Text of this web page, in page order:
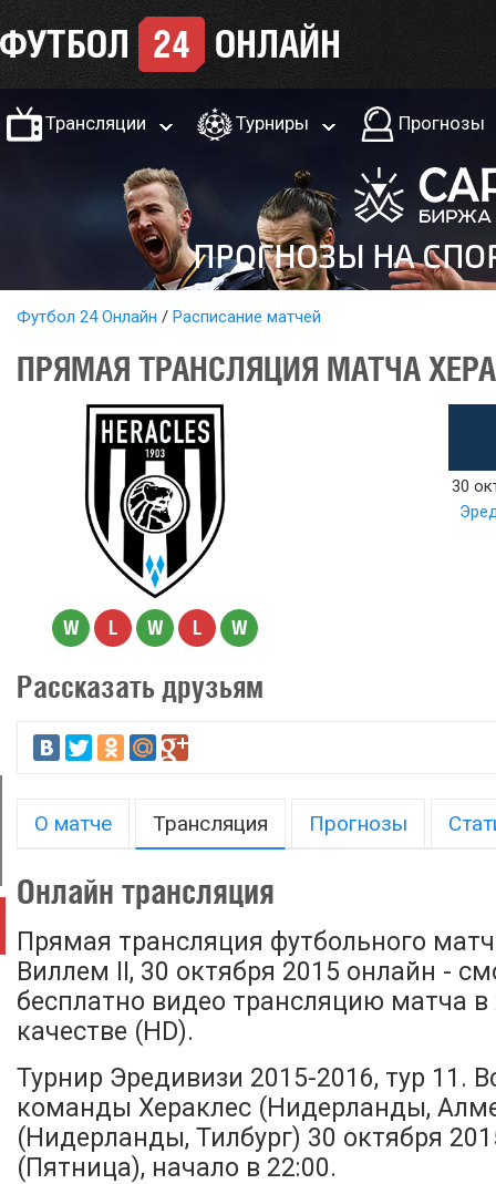
Трансляции Турниры Прогнозы
Футбол 24 Онлайн Расписание матчей
ПРЯМАЯ ТРАНСЛЯЦИЯ МАТЧА
W L W L W
30
Рассказать друзьям
О матче Трансляция Прогнозы
Онлайн трансляция
Прямая трансляция футбольного
Виллем II, 30 октября 2015 онлайн -
бесплатно видео трансляцию матча
качестве (HD).
Турнир Эредивизи 2015-2016, тур 11.
команды Хераклес (Нидерланды,
(Нидерланды, Тилбург) 30 октября
(Пятница), начало в 22:00.